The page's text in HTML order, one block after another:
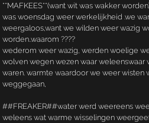
**MAFKEES**(want wit was wakker
was woensdag weer werkelijkheid .we
weergaloos,want we wilden weer wazig
worden..waarom ????
wederom weer wazig, werden woelige
wolven wegen wezen waar
waren. warmte waardoor we weer wisten
weggegaan,
##FREAKER##water werd weereens
weleens wat warme wisselingen